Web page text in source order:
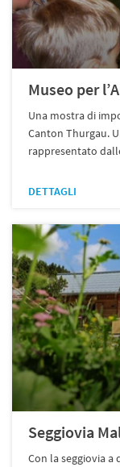
Museo per
Una mostra di
Canton Thurgau.
rappresentato
DETTAGLI
Seggiovia
Con la seggiovia